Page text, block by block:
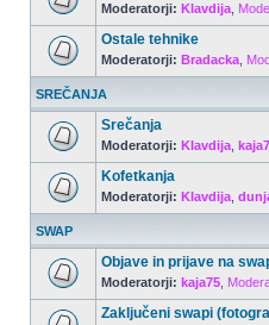
Moderatorji: Klavdija
Ostale tehnike
Moderatorji: Bradacka
SREČANJA
Srečanja
Moderatorji: Klavdija
Kofetkanja
Moderatorji: Klavdija
SWAP
Objave in prijave na
Moderatorji: kaja75
Zaključeni swapi